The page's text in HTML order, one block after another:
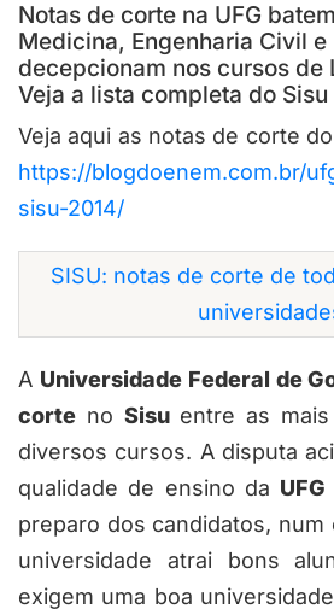
Notas de corte na UFG
Medicina, Engenharia Civil
decepcionam nos cursos de
Veja a lista completa do Sisu
Veja aqui as notas de corte
https://blogdoenem.com.br/
sisu-2014/
SISU: notas de corte de
A Universidade Federal de
corte no Sisuentre as mais
diversos cursos. A disputa
qualidade de ensino da UFG
preparo dos candidatos, num
universidade atrai bons
exigem uma boa